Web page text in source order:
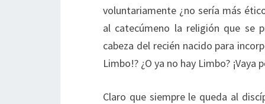
voluntariamente ¿no sería más
al catecúmeno la religión que se
cabeza del recién nacido para
Limbo!? ¿O ya no hay Limbo? ¡Vaya
Claro que siempre le queda al